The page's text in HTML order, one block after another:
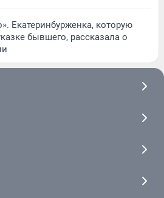
Екатеринбурженка, которую
бывшего, рассказала о